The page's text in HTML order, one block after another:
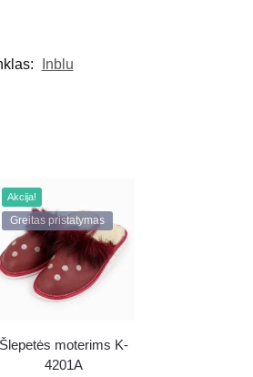
Inblu
Akcija!
Greitas pristatymas
Šlepetės moterims K-
4201A